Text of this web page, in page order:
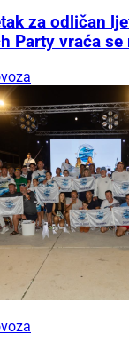
za odličan
Party vraća